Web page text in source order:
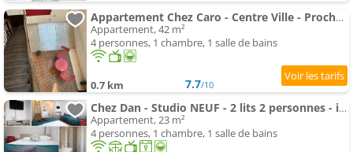
Appartement Chez Caro - Centre Ville - Proche Gare - Parking proche - Wifi ou Ethernet gratuit - Géré par Presta
Appartement, 42 m²
4 personnes, 1 chambre, 1 salle de bains
0.7 km 7.7/10
Chez Dan - Studio NEUF - 2 lits 2 personnes - internet - Centre ville - Parking proche - Proche gare
Appartement, 23 m²
4 personnes, 1 chambre, 1 salle de bains